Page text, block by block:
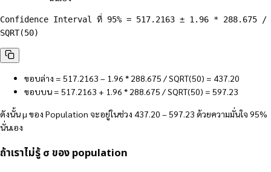
Confidence Interval ที่ 95% = 517.2163 ± 1.96 * 288.675 /
SQRT(50)
ขอบล่าง = 517.2163 – 1.96 * 288.675 / SQRT(50) = 437.20
ขอบบน = 517.2163 + 1.96 * 288.675 / SQRT(50) = 597.23
ดังนั้น µ ของ Population จะอยู่ในช่วง 437.20 – 597.23 ด้วยความมั่นใจ 95%
นั่นเอง
ถ้าเราไม่รู้ σ ของ population